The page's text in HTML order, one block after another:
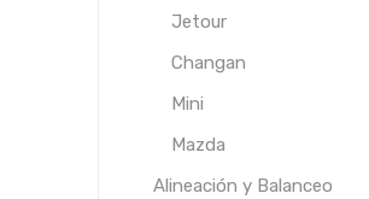
Jetour
Changan
Mini
Mazda
Alineación y Balanceo